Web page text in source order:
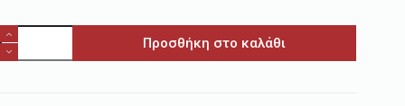
Προσθήκη στο καλάθι